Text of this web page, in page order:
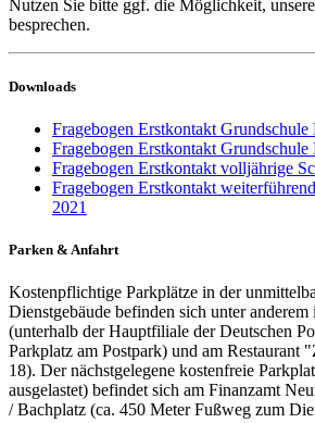
Nutzen Sie bitte ggf. die Möglichkeit,
besprechen.
Downloads
Fragebogen Erstkontakt
Fragebogen Erstkontakt
Fragebogen Erstkontakt volljährige
Fragebogen Erstkontakt
2021
Parken & Anfahrt
Kostenpflichtige Parkplätze in der
Dienstgebäude befinden sich unter
(unterhalb der Hauptfiliale der Deutschen
Parkplatz am Postpark) und am Restaurant
18). Der nächstgelegene kostenfreie
ausgelastet) befindet sich am Finanzamt
/ Bachplatz (ca. 450 Meter Fußweg zum